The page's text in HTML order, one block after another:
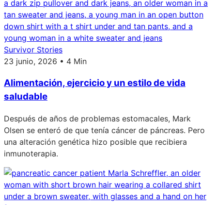
Survivor Stories
23 junio, 2026 • 4 Min
Alimentación, ejercicio y un estilo de vida
saludable
Después de años de problemas estomacales, Mark
Olsen se enteró de que tenía cáncer de páncreas. Pero
una alteración genética hizo posible que recibiera
inmunoterapia.